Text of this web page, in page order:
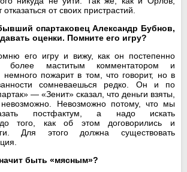
от своих пристрастий.
спартаковец Александр Бубнов,
оценки. Помните его игру?
его игру и вижу, как он постепенно
более маститым комментатором и
пожарит в том, что говорит, но в
сомневаешься редко. Он и по
— «Зенит» сказал, что деньги взяты,
невозможно. Невозможно потому, что мы
постфактум, а надо искать
до того, как об этом договорились и
Для этого должна существовать
быть «мясным»?